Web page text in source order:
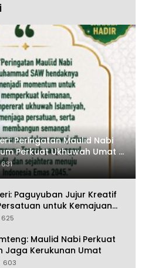
Peringatan Maulid Nabi
Perkuat Ukhuwah Umat di
631
Paguyuban Jujur Kreatif
untuk Kemajuan
625
Maulid Nabi Perkuat
Jaga Kerukunan Umat
603